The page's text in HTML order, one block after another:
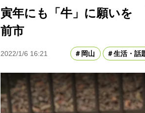
寅年にも「牛」に願いを
前市
2022/1/6 16:21 岡山 生活・話